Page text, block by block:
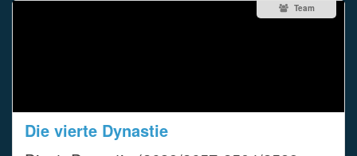
Team
Die vierte Dynastie